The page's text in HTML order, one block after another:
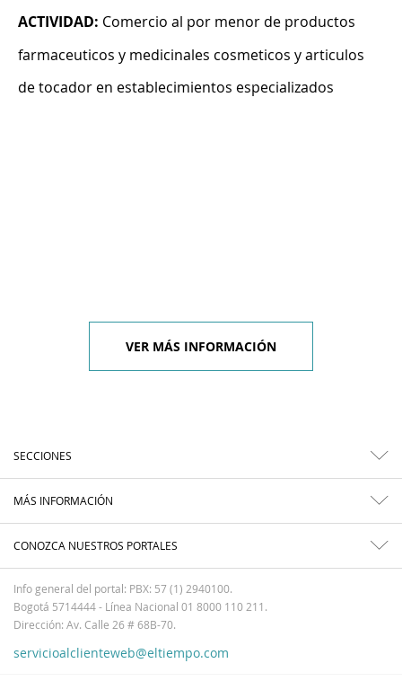
ACTIVIDAD: Comercio al por menor de productos
farmaceuticos y medicinales cosmeticos y articulos
de tocador en establecimientos especializados
VER MÁS INFORMACIÓN
SECCIONES
MÁS INFORMACIÓN
CONOZCA NUESTROS PORTALES
Info general del portal: PBX: 57 (1) 2940100.
Bogotá 5714444 - Línea Nacional 01 8000 110 211.
Dirección: Av. Calle 26 # 68B-70.
servicioalclienteweb@eltiempo.com